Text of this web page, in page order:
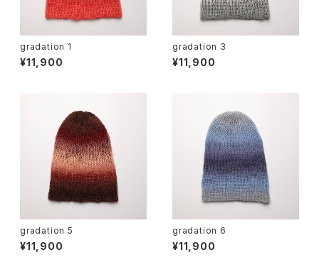
gradation 1
¥11,900
gradation 3
¥11,900
gradation 5
¥11,900
gradation 6
¥11,900